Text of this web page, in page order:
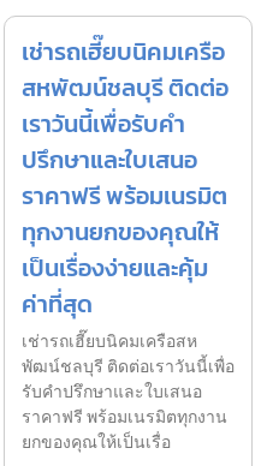
เช่ารถเฮี๊ยบนิคมเครือ
สหพัฒน์ชลบุรี ติดต่อ
เราวันนี้เพื่อรับคำ
ปรึกษาและใบเสนอ
ราคาฟรี พร้อมเนรมิต
ทุกงานยกของคุณให้
เป็นเรื่องง่ายและคุ้ม
ค่าที่สุด
เช่ารถเฮี๊ยบนิคมเครือสห
พัฒน์ชลบุรี ติดต่อเราวันนี้เพื่อ
รับคำปรึกษาและใบเสนอ
ราคาฟรี พร้อมเนรมิตทุกงาน
ยกของคุณให้เป็นเรื่อ